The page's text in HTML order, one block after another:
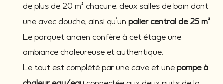
de plus de 20 m² chacune, deux salles de bain dont
une avec douche, ainsi qu’unpalier central de 25 m².
Le parquet ancien confère à cet étage une
ambiance chaleureuse et authentique.
Le tout est complété par une cave et unepompe à